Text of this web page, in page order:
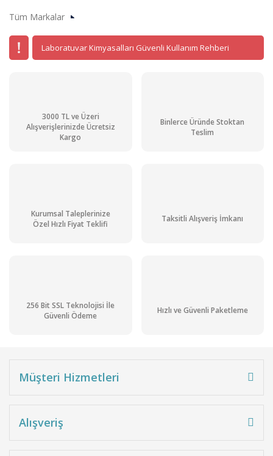
Tüm Markalar
Laboratuvar Kimyasalları Güvenli Kullanım Rehberi
3000 TL ve Üzeri
Alışverişlerinizde Ücretsiz
Kargo
Binlerce Üründe Stoktan
Teslim
Kurumsal Taleplerinize
Özel Hızlı Fiyat Teklifi
Taksitli Alışveriş İmkanı
256 Bit SSL Teknolojisi İle
Güvenli Ödeme
Hızlı ve Güvenli Paketleme
Müşteri Hizmetleri
Alışveriş